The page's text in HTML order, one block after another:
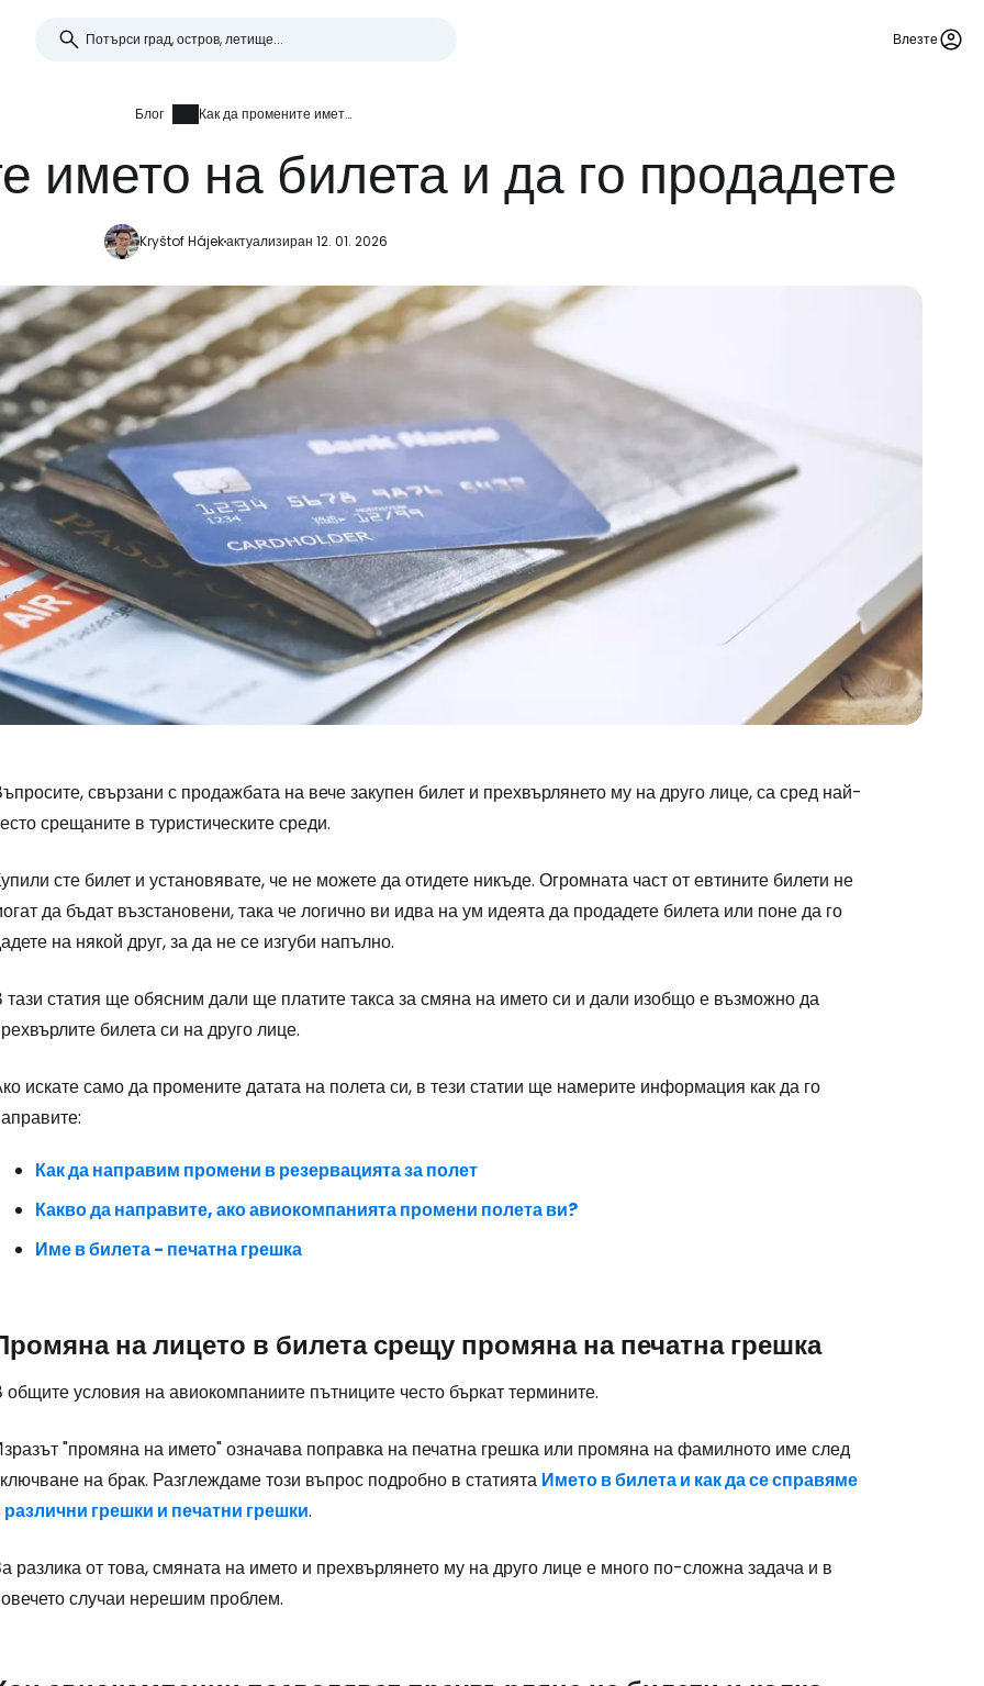
Влезте
Блог Как да промените името на билета и да го продадете
името на билета и да го продадете
Kryštof Hájekактуализиран 12. 01. 2026
свързани с продажбата на вече закупен билет и прехвърлянето му на друго лице, са сред най-
срещаните в туристическите среди.
сте билет и установявате, че не можете да отидете никъде. Огромната част от евтините билети не
да бъдат възстановени, така че логично ви идва на ум идеята да продадете билета или поне да го
на някой друг, за да не се изгуби напълно.
тази статия ще обясним дали ще платите такса за смяна на името си и дали изобщо е възможно да
билета си на друго лице.
искате само да промените датата на полета си, в тези статии ще намерите информация как да го
Как да направим промени в резервацията за полет
Какво да направите, ако авиокомпанията промени полета ви?
Име в билета - печатна грешка
на лицето в билета срещу промяна на печатна грешка
общите условия на авиокомпаниите пътниците често бъркат термините.
"промяна на името" означава поправка на печатна грешка или промяна на фамилното име след
на брак. Разглеждаме този въпрос подробно в статията Името в билета и как да се справяме
различни грешки и печатни грешки.
разлика от това, смяната на името и прехвърлянето му на друго лице е много по-сложна задача и в
случаи нерешим проблем.